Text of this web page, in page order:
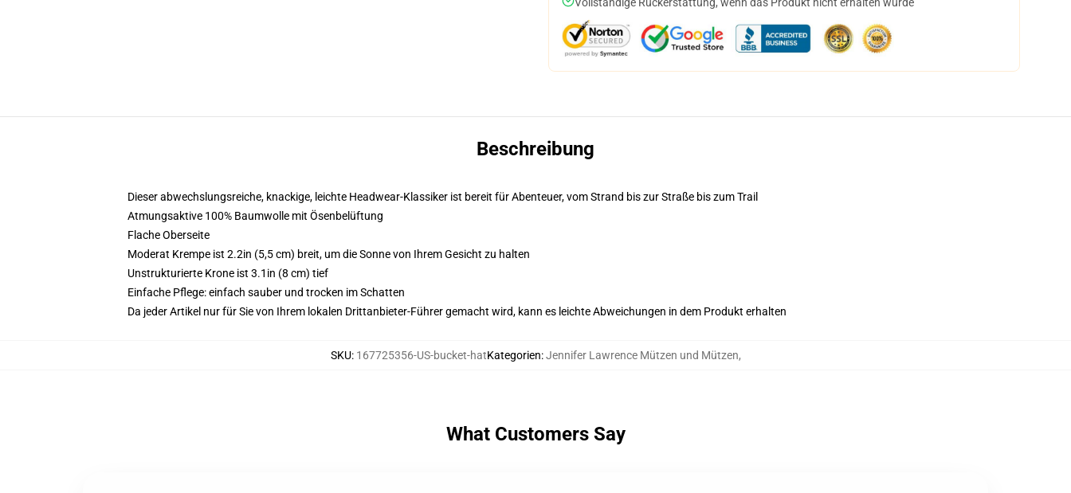
Beschreibung
Dieser abwechslungsreiche, knackige, leichte Headwear-Klassiker ist bereit für Abenteuer, vom Strand bis zur Straße bis zum Trail
Atmungsaktive 100% Baumwolle mit Ösenbelüftung
Flache Oberseite
Moderat Krempe ist 2.2in (5,5 cm) breit, um die Sonne von Ihrem Gesicht zu halten
Unstrukturierte Krone ist 3.1in (8 cm) tief
Einfache Pflege: einfach sauber und trocken im Schatten
Da jeder Artikel nur für Sie von Ihrem lokalen Drittanbieter-Führer gemacht wird, kann es leichte Abweichungen in dem Produkt erhalten
SKU: 167725356-US-bucket-hatKategorien:Jennifer Lawrence Mützen und Mützen,
What Customers Say